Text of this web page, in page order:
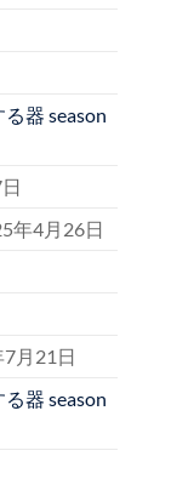
器 season
年4月26日
月21日
器 season